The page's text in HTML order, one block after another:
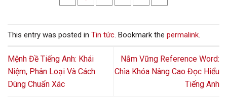
This entry was posted in Tin tức. Bookmark the permalink.
Mệnh Đề Tiếng Anh: Khái
Niệm, Phân Loại Và Cách
Dùng Chuẩn Xác
Nắm Vững Reference Word:
Chìa Khóa Nâng Cao Đọc Hiểu
Tiếng Anh